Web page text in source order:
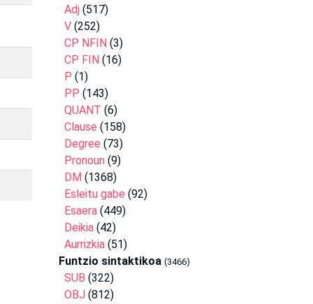
Adj (517)
V (252)
CP NFIN (3)
CP FIN (16)
P (1)
PP (143)
QUANT (6)
Clause (158)
Degree (73)
Pronoun (9)
DM (1368)
Esleitu gabe (92)
Esaera (449)
Deikia (42)
Aurrizkia (51)
Funtzio sintaktikoa (3466)
SUB (322)
OBJ (812)